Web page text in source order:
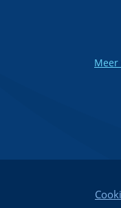
Meer